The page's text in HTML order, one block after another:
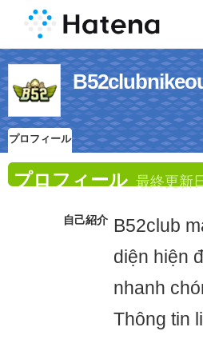
プロフィール
プロフィール 最終更新
自己紹介 B52club
diện hiện
nhanh
Thông tin